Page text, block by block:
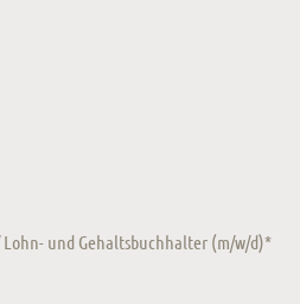
und Gehaltsbuchhalter (m/w/d)*